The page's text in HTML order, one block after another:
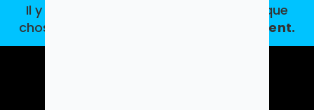
Il y aura toujours sur cette Terre quelque
chose qui ne peut nous laisser
indifférent.